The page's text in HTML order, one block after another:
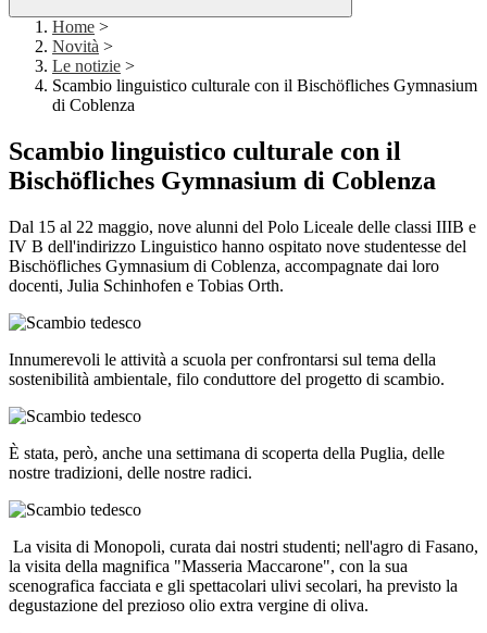
Home >
Novità >
Le notizie >
Scambio linguistico culturale con il Bischöfliches Gymnasium
di Coblenza
Scambio linguistico culturale con il
Bischöfliches Gymnasium di Coblenza
Dal 15 al 22 maggio, nove alunni del Polo Liceale delle classi IIIB e
IV B dell'indirizzo Linguistico hanno ospitato nove studentesse del
Bischöfliches Gymnasium di Coblenza, accompagnate dai loro
docenti, Julia Schinhofen e Tobias Orth.
Innumerevoli le attività a scuola per confrontarsi sul tema della
sostenibilità ambientale, filo conduttore del progetto di scambio.
È stata, però, anche una settimana di scoperta della Puglia, delle
nostre tradizioni, delle nostre radici.
La visita di Monopoli, curata dai nostri studenti; nell'agro di Fasano,
la visita della magnifica "Masseria Maccarone", con la sua
scenografica facciata e gli spettacolari ulivi secolari, ha previsto la
degustazione del prezioso olio extra vergine di oliva.